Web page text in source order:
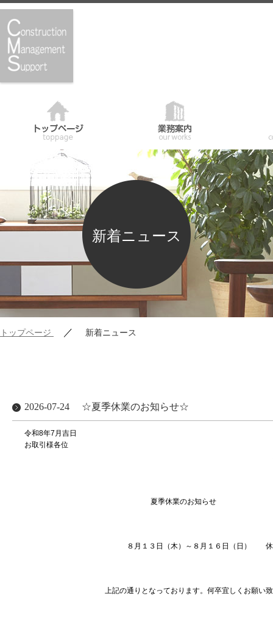
新着ニュース
トップページ ／ 新着ニュース
2026-07-24 ☆夏季休業のお知らせ☆
令和8年7月吉日
お取引様各位
夏季休業のお知らせ
８月１３日（木）～８月１６日（日） 休
上記の通りとなっております。何卒宜しくお願い致